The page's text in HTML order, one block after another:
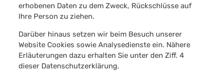
erhobenen Daten zu dem Zweck, Rückschlüsse auf
Ihre Person zu ziehen.
Darüber hinaus setzen wir beim Besuch unserer
Website Cookies sowie Analysedienste ein. Nähere
Erläuterungen dazu erhalten Sie unter den Ziff. 4
dieser Datenschutzerklärung.